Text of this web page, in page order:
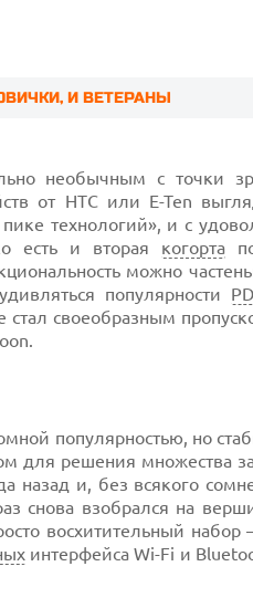
И ВЕТЕРАНЫ
необычным с точки
от HTC или E-Ten
технологий», и с
есть и вторая когорта
можно
популярности
стал своеобразным
популярностью, но
для решения множества
назад и, без всякого
снова взобрался на
восхитительный
интерфейса Wi-Fi и